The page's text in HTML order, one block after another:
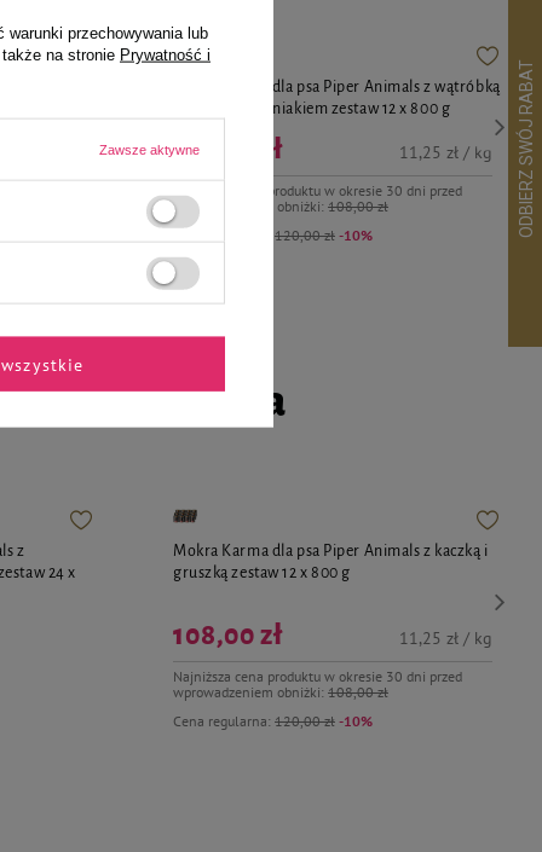
Mokra Karma dla psa Piper Animals z wątróbką
wołową i ziemniakiem zestaw 12 x 800 g
120,00 zł -10%
108,00 zł
Najniższa cena produktu w okresie 30 dni przed
wprowadzeniem obniżki: 108,00 zł
11,25 zł / kg
czworonoga
z
24 x
Mokra Karma dla psa Piper Animals z kaczką i
gruszką zestaw 12 x 800 g
Cena regularna: 120,00 zł -10%
108,00 zł
Najniższa cena produktu w okresie 30 dni przed
wprowadzeniem obniżki: 108,00 zł
11,25 zł / kg
warunki przechowywania lub
na stronie Prywatność i
Zawsze aktywne